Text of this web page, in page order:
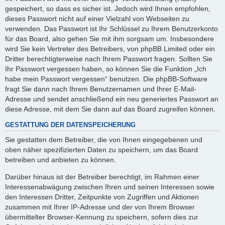
gespeichert, so dass es sicher ist. Jedoch wird Ihnen empfohlen,
dieses Passwort nicht auf einer Vielzahl von Webseiten zu
verwenden. Das Passwort ist Ihr Schlüssel zu Ihrem Benutzerkonto
für das Board, also gehen Sie mit ihm sorgsam um. Insbesondere
wird Sie kein Vertreter des Betreibers, von phpBB Limited oder ein
Dritter berechtigterweise nach Ihrem Passwort fragen. Sollten Sie
Ihr Passwort vergessen haben, so können Sie die Funktion „Ich
habe mein Passwort vergessen“ benutzen. Die phpBB-Software
fragt Sie dann nach Ihrem Benutzernamen und Ihrer E-Mail-
Adresse und sendet anschließend ein neu generiertes Passwort an
diese Adresse, mit dem Sie dann auf das Board zugreifen können.
GESTATTUNG DER DATENSPEICHERUNG
Sie gestatten dem Betreiber, die von Ihnen eingegebenen und
oben näher spezifizierten Daten zu speichern, um das Board
betreiben und anbieten zu können.
Darüber hinaus ist der Betreiber berechtigt, im Rahmen einer
Interessenabwägung zwischen Ihren und seinen Interessen sowie
den Interessen Dritter, Zeitpunkte von Zugriffen und Aktionen
zusammen mit Ihrer IP-Adresse und der von Ihrem Browser
übermittelter Browser-Kennung zu speichern, sofern dies zur